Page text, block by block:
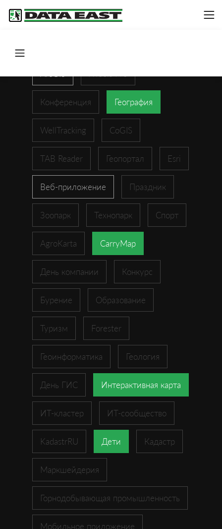
Конференция География
WellTracking CoGIS
TAB Reader Геопортал Esri
Веб-приложение Праздник
Зоопарк Технопарк Спорт
AgroKarta CarryMap
День компании Конкурс
Бурение Образование
Туризм Forester
Геоинформатика Геология
День ГИС Интерактивная карта
ИТ-кластер ИТ-сообщество
KadastrRU Дети Кадастр
Маркшейдерия
Горнодобывающая промышленность
Мобильное приложение